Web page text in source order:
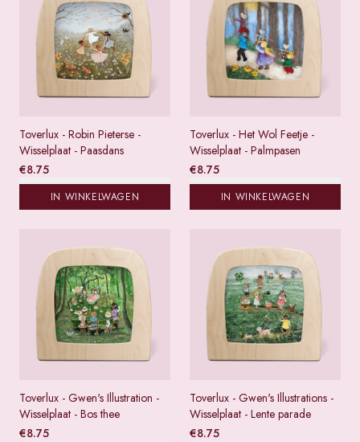
Toverlux - Robin Pieterse -
Wisselplaat - Paasdans
€8.75
IN WINKELWAGEN
Toverlux - Het Wol Feetje -
Wisselplaat - Palmpasen
€8.75
IN WINKELWAGEN
Toverlux - Gwen's Illustration -
Wisselplaat - Bos thee
€8.75
Toverlux - Gwen's Illustrations -
Wisselplaat - Lente parade
€8.75